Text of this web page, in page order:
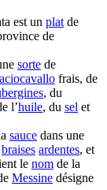
est un plat de
de
sorte de
frais, de
, du
l’huile, du sel et
sauce dans une
braises ardentes, et
le nom de la
Messine désigne